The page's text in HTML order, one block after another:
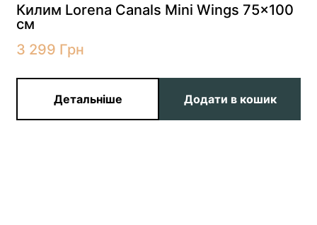
Килим Lorena Canals Mini Wings 75×100
см
3 299 Грн
Детальніше Додати в кошик